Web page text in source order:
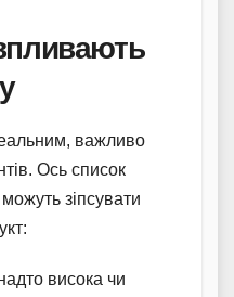
важливо
Ось список
зіпсувати
висока чи